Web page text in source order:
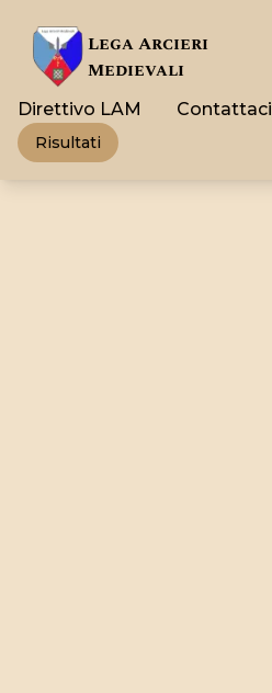
Lega Arcieri
Medievali
Risultati
Direttivo LAM Contattaci